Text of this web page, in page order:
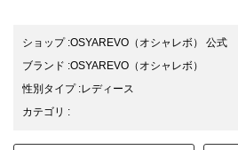
ショップ:OSYAREVO（オシャレボ） 公式
ブランド :OSYAREVO （オシャレボ）
性別タイプ:レディース
カテゴリ :